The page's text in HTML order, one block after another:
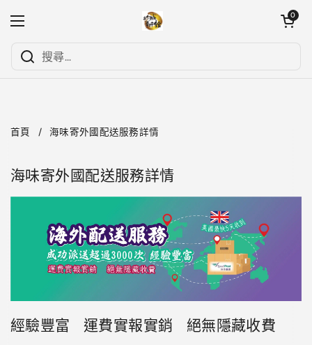
開啟選單
開啟購物
0
首頁 / 海味寄外國配送服務詳情
海味寄外國配送服務詳情
經驗豐富 運費實報實銷 絕無隱藏收費